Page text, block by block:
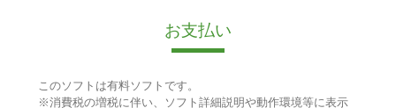
お支払い
このソフトは有料ソフトです。
※消費税の増税に伴い、ソフト詳細説明や動作環境等に表示